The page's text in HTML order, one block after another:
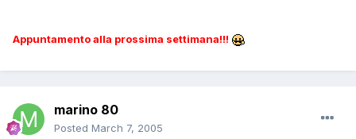
Appuntamento alla prossima settimana!!!
marino 80
Posted March 7, 2005